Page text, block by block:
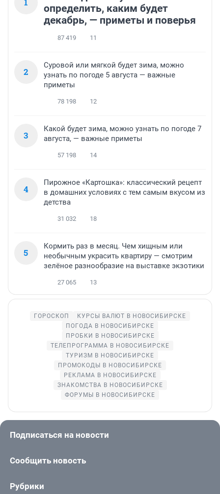
1
определить, каким будет
декабрь, — приметы и поверья
87 419 11
2
Суровой или мягкой будет зима, можно
узнать по погоде 5 августа — важные
приметы
78 198 12
3
Какой будет зима, можно узнать по погоде 7
августа, — важные приметы
57 198 14
4
Пирожное «Картошка»: классический рецепт
в домашних условиях с тем самым вкусом из
детства
31 032 18
5
Кормить раз в месяц. Чем хищным или
необычным украсить квартиру — смотрим
зелёное разнообразие на выставке экзотики
27 065 13
ГОРОСКОП
КУРСЫ ВАЛЮТ В НОВОСИБИРСКЕ
ПОГОДА В НОВОСИБИРСКЕ
ПРОБКИ В НОВОСИБИРСКЕ
ТЕЛЕПРОГРАММА В НОВОСИБИРСКЕ
ТУРИЗМ В НОВОСИБИРСКЕ
ПРОМОКОДЫ В НОВОСИБИРСКЕ
РЕКЛАМА В НОВОСИБИРСКЕ
ЗНАКОМСТВА В НОВОСИБИРСКЕ
ФОРУМЫ В НОВОСИБИРСКЕ
Подписаться на новости
Сообщить новость
Рубрики